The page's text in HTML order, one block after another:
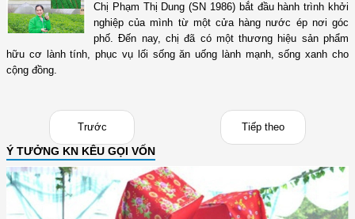
Chị Phạm Thị Dung (SN 1986) bắt đầu hành trình khởi
nghiệp của mình từ một cửa hàng nước ép nơi góc
phố. Đến nay, chị đã có một thương hiệu sản phẩm
hữu cơ lành tính, phục vụ lối sống ăn uống lành mạnh, sống xanh cho
cộng đồng.
Trước Tiếp theo
Ý TƯỞNG KN KÊU GỌI VỐN